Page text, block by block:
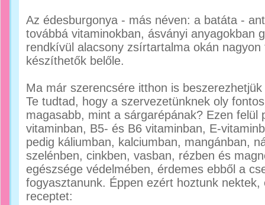
Az édesburgonya - más néven: a batáta -
továbbá vitaminokban, ásványi anyagokban
rendkívül alacsony zsírtartalma okán
készíthetők belőle.
Ma már szerencsére itthon is
Te tudtad, hogy a szervezetünknek oly
magasabb, mint a sárgarépának? Ezen felül
vitaminban, B5- és B6 vitaminban, E-
pedig káliumban, kalciumban, mangánban,
szelénben, cinkben, vasban, rézben és
egészsége védelmében, érdemes ebből a
fogyasztanunk. Éppen ezért hoztunk
receptet: